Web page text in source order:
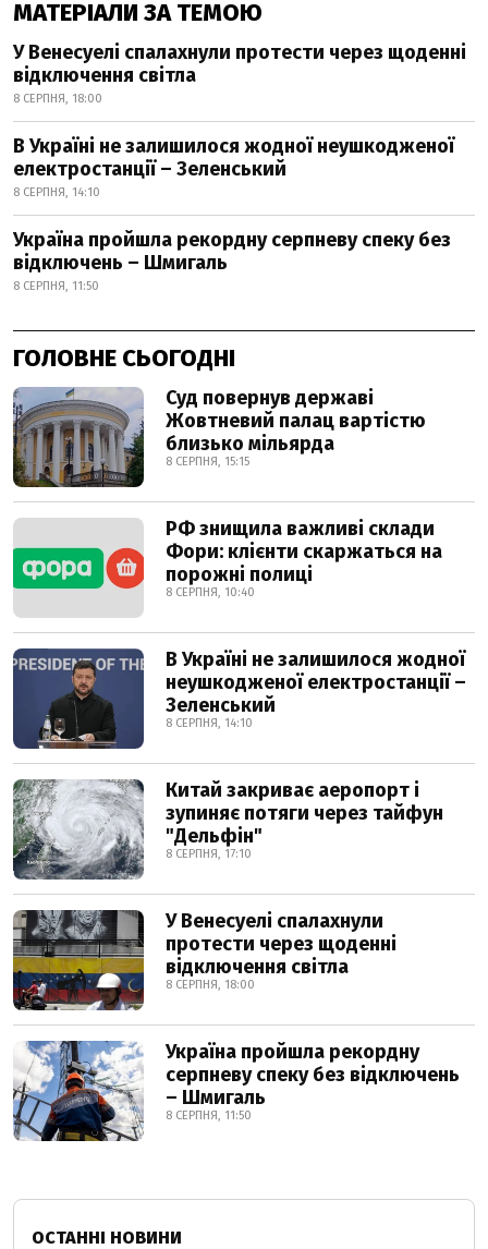
МАТЕРІАЛИ ЗА ТЕМОЮ
У Венесуелі спалахнули протести через щоденні
відключення світла
8 СЕРПНЯ, 18:00
В Україні не залишилося жодної неушкодженої
електростанції – Зеленський
8 СЕРПНЯ, 14:10
Україна пройшла рекордну серпневу спеку без
відключень – Шмигаль
8 СЕРПНЯ, 11:50
ГОЛОВНЕ СЬОГОДНІ
Суд повернув державі
Жовтневий палац вартістю
близько мільярда
8 СЕРПНЯ, 15:15
РФ знищила важливі склади
Фори: клієнти скаржаться на
порожні полиці
8 СЕРПНЯ, 10:40
В Україні не залишилося жодної
неушкодженої електростанції –
Зеленський
8 СЕРПНЯ, 14:10
Китай закриває аеропорт і
зупиняє потяги через тайфун
"Дельфін"
8 СЕРПНЯ, 17:10
У Венесуелі спалахнули
протести через щоденні
відключення світла
8 СЕРПНЯ, 18:00
Україна пройшла рекордну
серпневу спеку без відключень
– Шмигаль
8 СЕРПНЯ, 11:50
ОСТАННІ НОВИНИ